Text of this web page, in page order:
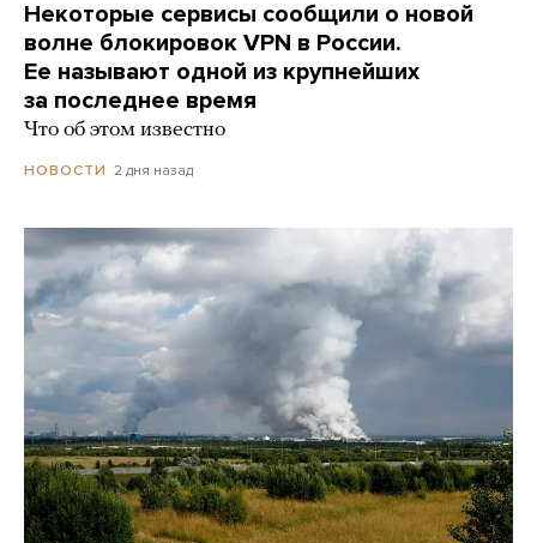
Некоторые сервисы сообщили о новой
волне блокировок VPN в России.
Ее называют одной из крупнейших
за последнее время
Что об этом известно
НОВОСТИ 2 дня назад